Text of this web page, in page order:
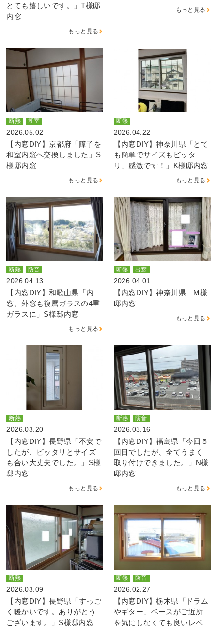
とても嬉しいです。」T様邸
内窓
もっと見る
もっと見る
断熱 和室
2026.05.02
【内窓DIY】京都府「障子を
和室内窓へ交換しました」S
様邸内窓
もっと見る
断熱
2026.04.22
【内窓DIY】神奈川県「とて
も簡単でサイズもピッタ
リ、感激です！」K様邸内窓
もっと見る
断熱 防音
2026.04.13
【内窓DIY】和歌山県「内
窓、外窓も複層ガラスの4重
ガラスに」S様邸内窓
もっと見る
断熱 出窓
2026.04.01
【内窓DIY】神奈川県 M様
邸内窓
もっと見る
断熱
2026.03.20
【内窓DIY】長野県「不安で
したが、ピッタリとサイズ
も合い大丈夫でした。」S様
邸内窓
もっと見る
断熱 防音
2026.03.16
【内窓DIY】福島県「今回５
回目でしたが、全てうまく
取り付けできました。」N様
邸内窓
もっと見る
断熱
2026.03.09
【内窓DIY】長野県「すっご
く暖かいです。ありがとう
ございます。」S様邸内窓
断熱 防音
2026.02.27
【内窓DIY】栃木県「ドラム
やギター、ベースがご近所
を気にしなくても良いレベ